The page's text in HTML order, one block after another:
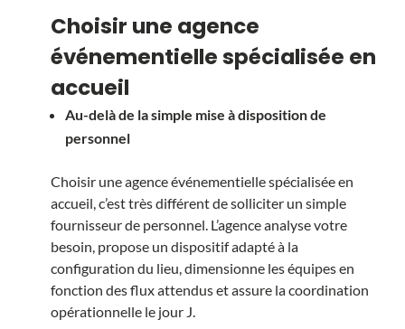
Choisir une agence
événementielle spécialisée en
accueil
Au-delà de la simple mise à disposition de
personnel
Choisir uneagence événementiellespécialisée en
accueil, c’est très différent de solliciter un simple
fournisseur de personnel. L’agence analyse votre
besoin, propose un dispositif adapté à la
configuration du lieu, dimensionne les équipes en
fonction des flux attendus et assure la coordination
opérationnelle le jour J.